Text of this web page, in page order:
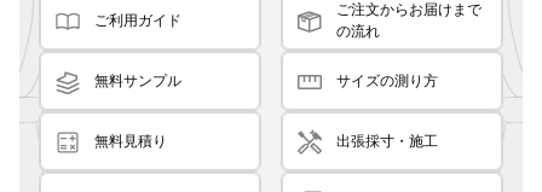
ご利用ガイド
ご注文からお届けまで
の流れ
無料サンプル サイズの測り方
無料見積り 出張採寸・施工